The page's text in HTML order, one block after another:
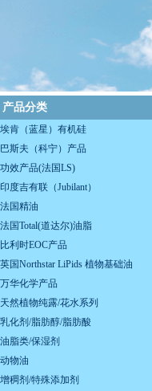
产品分类
埃肯（蓝星）有机硅
巴斯夫（科宁）产品
功效产品(法国LS)
印度吉有联（Jubilant）
法国精油
法国Total(道达尔)油脂
比利时EOC产品
英国Northstar LiPids 植物基础油
万华化学产品
天然植物纯露/花水系列
乳化剂/脂肪醇/脂肪酸
油脂类/保湿剂
动物油
增稠剂/特殊添加剂